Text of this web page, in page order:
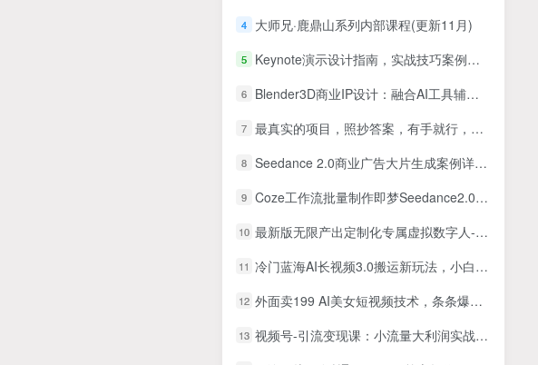
4 大师兄·鹿鼎山系列内部课程(更新11月)
5 Keynote演示设计指南，实战技巧案例，做出令人耳目一新的演示作品（74节）
6 Blender3D商业IP设计：融合AI工具辅助创作，掌握建模绑定渲染可接单技能
7 最真实的项目，照抄答案，有手就行，新手小白月入过万轻轻松松
8 Seedance 2.0商业广告大片生成案例详细讲解｜从实操到落地全拆解
9 Coze工作流批量制作即梦Seedance2.0角色分镜图，九宫格-十六宫格-二十五宫格一键生成，漫剧量产，效率翻倍
10 最新版无限产出定制化专属虚拟数字人-兔费无限撸，傻瓜式操作，有手就会系列
11 冷门蓝海AI长视频3.0搬运新玩法，小白0基础可以入手，公众号、头条、矩阵操作可长期做月入1w+
12 外面卖199 AI美女短视频技术，条条爆款，绝对的流量密码，可以过AI检测
13 视频号-引流变现课：小流量大利润实战笔记 冲破传统思维 重塑品牌格局